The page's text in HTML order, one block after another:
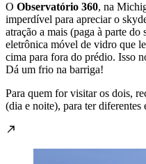
O Observatório 360, na
imperdível para apreciar o
atração a mais (paga à parte
eletrônica móvel de vidro que
cima para fora do prédio. Isso
Dá um frio na barriga!
Para quem for visitar os dois,
(dia e noite), para ter diferentes